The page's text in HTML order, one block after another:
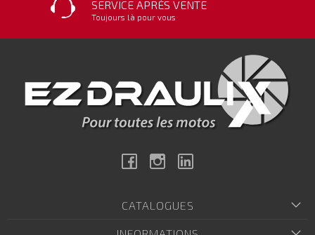
SERVICE APRÈS VENTE
Toujours là pour vous
FacebookInstagram
CATALOGUES